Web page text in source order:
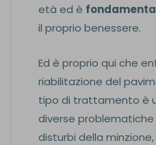
età ed è
il proprio benessere.
Ed è proprio qui che
riabilitazione del
tipo di trattamento è
diverse problematiche
disturbi della